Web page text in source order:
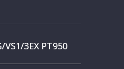
VS1/3EX PT950